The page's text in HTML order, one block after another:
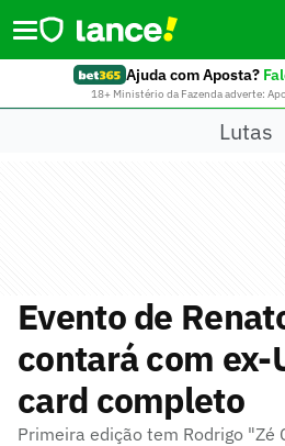
Ajuda com Aposta?
18+ Ministério da Fazenda adverte:
Lutas
Evento de
contará com ex-
card completo
Primeira edição tem Rodrigo "Zé